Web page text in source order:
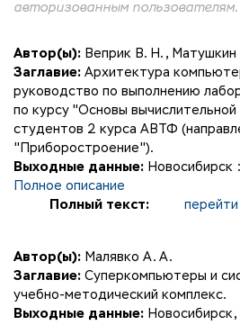
авторизованным пользователям.
Автор(ы): Веприк В. Н. , Матушкин
Заглавие: Архитектура
руководство по выполнению
по курсу "Основы вычислительной
студентов 2 курса АВТФ
"Приборостроение").
Выходные данные:
Полное описание
Полный текст:
Автор(ы): Малявко А. А.
Заглавие: Суперкомпьютеры и
учебно-методический комплекс.
Выходные данные: